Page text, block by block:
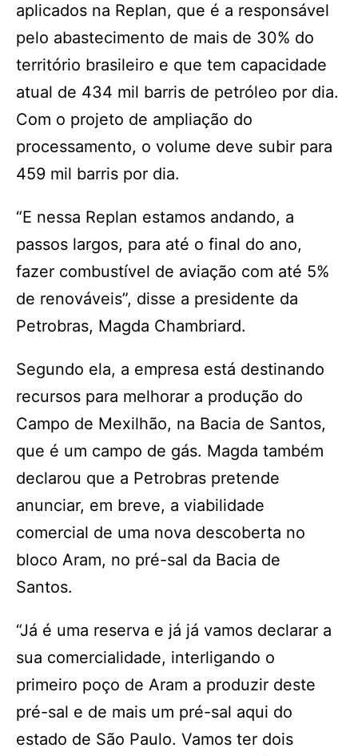
aplicados na Replan, que é a responsável
pelo abastecimento de mais de 30% do
território brasileiro e que tem capacidade
atual de 434 mil barris de petróleo por dia.
Com o projeto de ampliação do
processamento, o volume deve subir para
459 mil barris por dia.
“E nessa Replan estamos andando, a
passos largos, para até o final do ano,
fazer combustível de aviação com até 5%
de renováveis”, disse a presidente da
Petrobras, Magda Chambriard.
Segundo ela, a empresa está destinando
recursos para melhorar a produção do
Campo de Mexilhão, na Bacia de Santos,
que é um campo de gás. Magda também
declarou que a Petrobras pretende
anunciar, em breve, a viabilidade
comercial de uma nova descoberta no
bloco Aram, no pré-sal da Bacia de
‌Santos.
“Já é uma reserva e já já vamos declarar a
sua comercialidade, interligando o
primeiro poço de Aram a produzir deste
pré-sal e de mais um pré-sal aqui do
estado de São Paulo. Vamos ter dois